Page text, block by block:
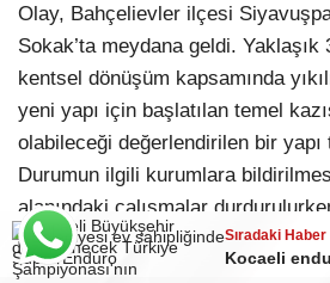
Olay, Bahçelievler ilçesi
Sokak’ta meydana geldi. Yaklaşık
kentsel dönüşüm kapsamında
yeni yapı için başlatılan temel
olabileceği değerlendirilen bir yapı
Durumun ilgili kurumlara
alanındaki çalışmalar
incelemelerin ardından inşaatın
etmeyeceğine karar verileceği
Sıradaki Haber